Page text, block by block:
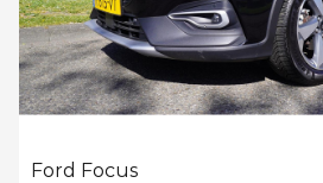
Ford Focus